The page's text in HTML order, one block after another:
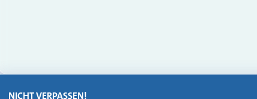
NICHT VERPASSEN!